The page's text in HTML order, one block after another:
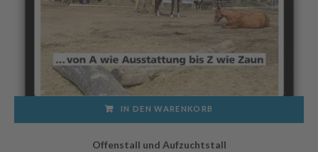
IN DEN WARENKORB
Offenstall und Aufzuchtstall